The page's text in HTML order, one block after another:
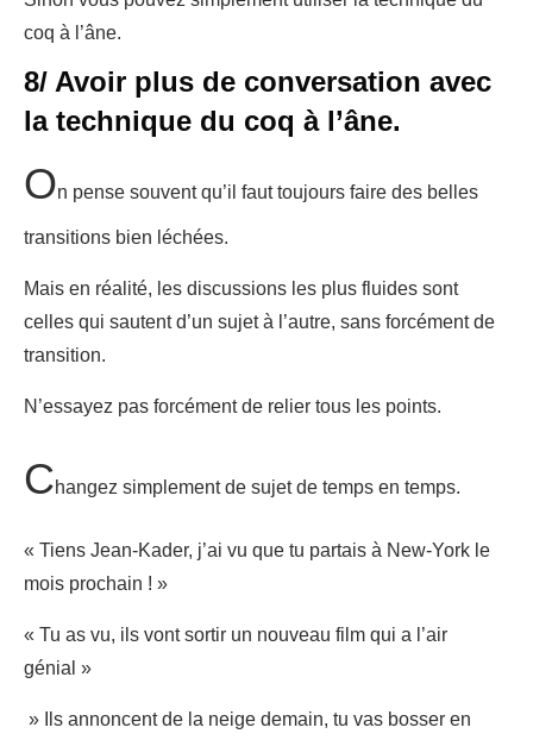
coq à l’âne.
8/ Avoir plus de conversation avec
la technique du coq à l’âne.
On pense souvent qu’il faut toujours faire des belles
transitions bien léchées.
Mais en réalité, les discussions les plus fluides sont
celles qui sautent d’un sujet à l’autre, sans forcément de
transition.
N’essayez pas forcément de relier tous les points.
Changez simplement de sujet de temps en temps.
« Tiens Jean-Kader, j’ai vu que tu partais à New-York le
mois prochain ! »
« Tu as vu, ils vont sortir un nouveau film qui a l’air
génial »
» Ils annoncent de la neige demain, tu vas bosser en